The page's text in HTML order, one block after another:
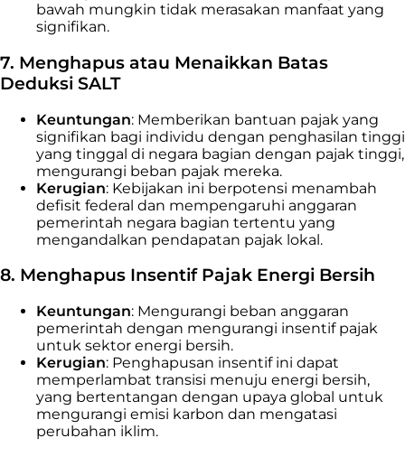
bawah mungkin tidak merasakan manfaat yang
signifikan.
7. Menghapus atau Menaikkan Batas
Deduksi SALT
Keuntungan: Memberikan bantuan pajak yang
signifikan bagi individu dengan penghasilan tinggi
yang tinggal di negara bagian dengan pajak tinggi,
mengurangi beban pajak mereka.
Kerugian: Kebijakan ini berpotensi menambah
defisit federal dan mempengaruhi anggaran
pemerintah negara bagian tertentu yang
mengandalkan pendapatan pajak lokal.
8. Menghapus Insentif Pajak Energi Bersih
Keuntungan: Mengurangi beban anggaran
pemerintah dengan mengurangi insentif pajak
untuk sektor energi bersih.
Kerugian: Penghapusan insentif ini dapat
memperlambat transisi menuju energi bersih,
yang bertentangan dengan upaya global untuk
mengurangi emisi karbon dan mengatasi
perubahan iklim.